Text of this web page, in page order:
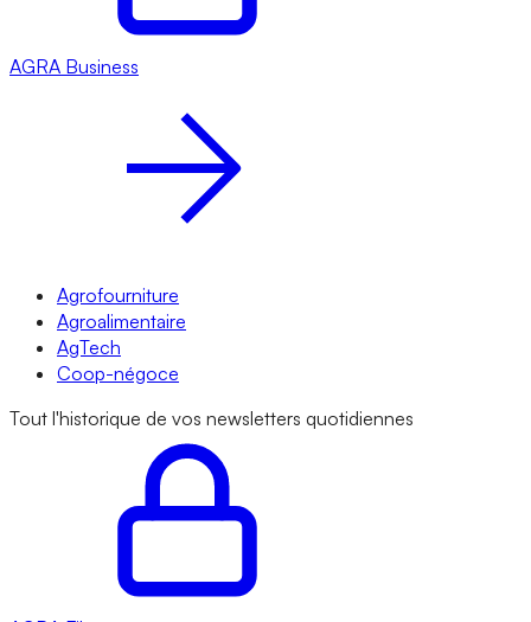
AGRA Business
Agrofourniture
Agroalimentaire
AgTech
Coop-négoce
Tout l'historique de vos newsletters quotidiennes